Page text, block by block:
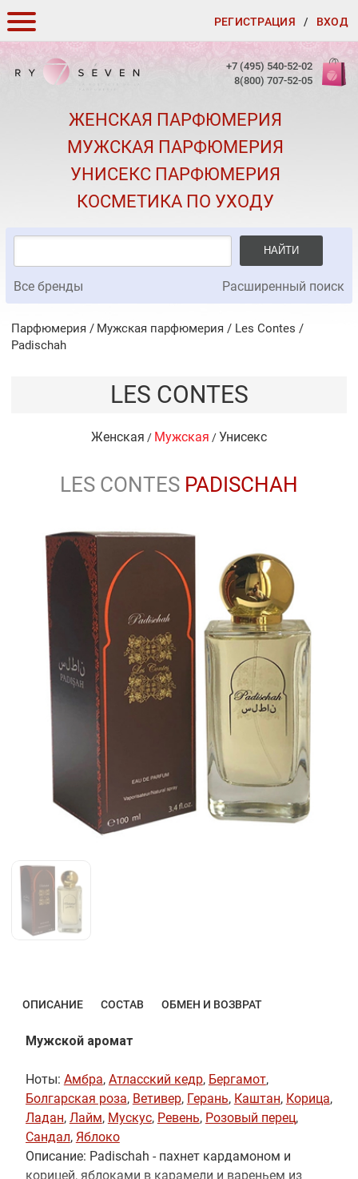
РЕГИСТРАЦИЯ / ВХОД
КАК ЗАКАЗАТЬ
СКИДКИ
КОНТАКТЫ
О КАЧЕСТВЕ
ПОДАРКИ К ЗАКАЗАМ
+7 (495) 540-52-02
8(800) 707-52-05
ЖЕНСКАЯ ПАРФЮМЕРИЯ
МУЖСКАЯ ПАРФЮМЕРИЯ
УНИСЕКС ПАРФЮМЕРИЯ
КОСМЕТИКА ПО УХОДУ
НАЙТИ
Все бренды Расширенный поиск
Парфюмерия Мужская парфюмерия / Les Contes /
Padischah
LES CONTES
Женская / Мужская /Унисекс
LES CONTES PADISCHAH
ОПИСАНИЕ СОСТАВ ОБМЕН И ВОЗВРАТ
Мужской аромат
Ноты: Амбра, Атласский кедр, Бергамот,
Болгарская роза, Ветивер, Герань, Каштан, Корица,
Ладан, Лайм, Мускус, Ревень, Розовый перец,
Сандал, Яблоко
Описание: Padischah - пахнет кардамоном и
корицей, яблоками в карамели и вареньем из